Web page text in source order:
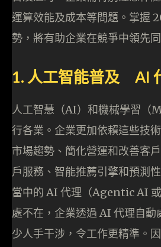
運算效能及成本等問題。掌握
勢，將有助企業在競爭中領先同
1. 人工智能普及 AI
人工智慧（AI）和機械學習（
行各業。企業更加依賴這些技
市場趨勢、簡化營運和改善客
戶服務、智能推薦引擎和預測
當中的 AI 代理（Agentic AI
處不在，企業透過 AI 代理自動
少人手干涉，令工作更精準。